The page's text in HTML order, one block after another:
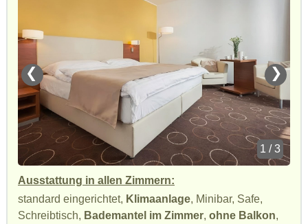
❮ ❯
1 / 3
Ausstattung in allen Zimmern:
standard eingerichtet, Klimaanlage, Minibar, Safe,
Schreibtisch, Bademantel im Zimmer, ohne Balkon,